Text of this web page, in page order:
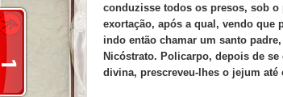
conduzisse todos os presos, sob o
exortação, após a qual, vendo que
indo então chamar um santo
Nicóstrato. Policarpo, depois de
divina, prescreveu-lhes o jejum até